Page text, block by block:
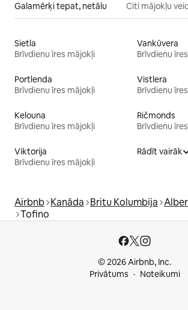
Galamērķi tepat, netālu Citi mājokļu
Sietla
Brīvdienu īres mājokļi
Vankūvera
Brīvdienu
Portlenda
Brīvdienu īres mājokļi
Vistlera
Brīvdienu
Kelouna
Brīvdienu īres mājokļi
Ričmonds
Brīvdienu
Viktorija
Brīvdienu īres mājokļi
Rādīt vairāk
Airbnb Kanāda Britu Kolumbija
Tofino
© 2026 Airbnb, Inc.
Privātums
Noteikumi